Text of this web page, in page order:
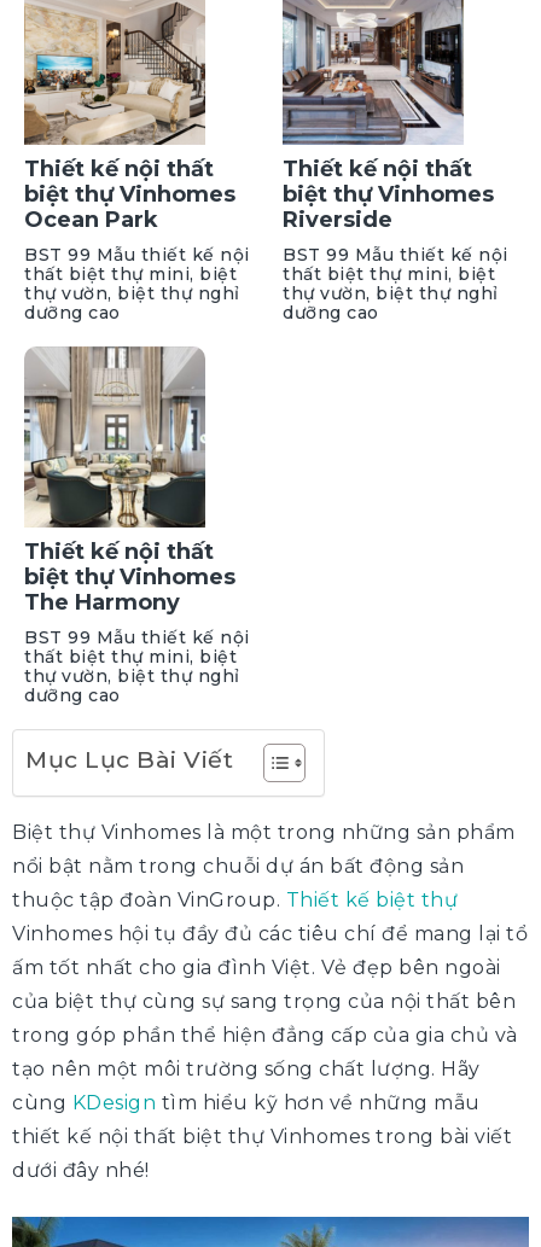
Thiết kế nội thất
biệt thự Vinhomes
Ocean Park
BST 99 Mẫu thiết kế nội
thất biệt thự mini, biệt
thự vườn, biệt thự nghỉ
dưỡng cao
Thiết kế nội thất
biệt thự Vinhomes
Riverside
BST 99 Mẫu thiết kế nội
thất biệt thự mini, biệt
thự vườn, biệt thự nghỉ
dưỡng cao
Thiết kế nội thất
biệt thự Vinhomes
The Harmony
BST 99 Mẫu thiết kế nội
thất biệt thự mini, biệt
thự vườn, biệt thự nghỉ
dưỡng cao
Mục Lục Bài Viết
Biệt thự Vinhomes là một trong những sản phẩm
nổi bật nằm trong chuỗi dự án bất động sản
thuộc tập đoàn VinGroup. Thiết kế biệt thự
Vinhomes hội tụ đầy đủ các tiêu chí để mang lại tổ
ấm tốt nhất cho gia đình Việt. Vẻ đẹp bên ngoài
của biệt thự cùng sự sang trọng của nội thất bên
trong góp phần thể hiện đẳng cấp của gia chủ và
tạo nên một môi trường sống chất lượng. Hãy
cùng KDesign tìm hiểu kỹ hơn về những mẫu
thiết kế nội thất biệt thự Vinhomes trong bài viết
dưới đây nhé!